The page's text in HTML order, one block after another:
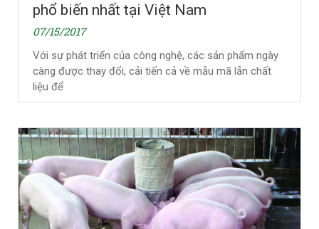
phổ biến nhất tại Việt Nam
07/15/2017
Với sự phát triển của công nghệ, các sản phẩm ngày
càng được thay đổi, cải tiến cả về mẫu mã lẫn chất
liệu để